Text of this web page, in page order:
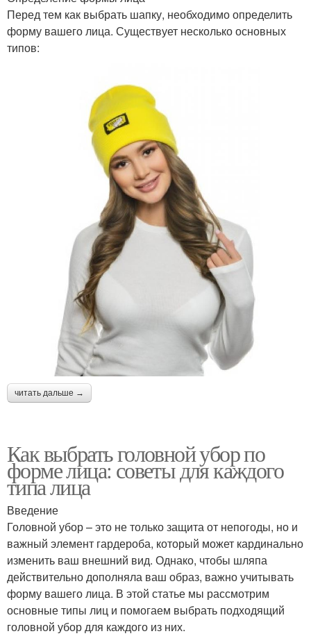
Перед тем как выбрать шапку, необходимо определить
форму вашего лица. Существует несколько основных
типов:
читать дальше →
Как выбрать головной убор по
форме лица: советы для каждого
типа лица
Введение
Головной убор – это не только защита от непогоды, но и
важный элемент гардероба, который может кардинально
изменить ваш внешний вид. Однако, чтобы шляпа
действительно дополняла ваш образ, важно учитывать
форму вашего лица. В этой статье мы рассмотрим
основные типы лиц и помогаем выбрать подходящий
головной убор для каждого из них.